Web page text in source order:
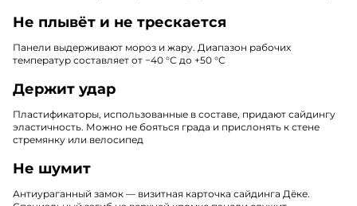
Не плывёт и не трескается
Панели выдерживают мороз и жару. Диапазон рабочих
температур составляет от −40 °С до +50 °С
Держит удар
Пластификаторы, использованные в составе, придают сайдингу
эластичность. Можно не бояться града и прислонять к стене
стремянку или велосипед
Не шумит
Антиураганный замок — визитная карточка сайдинга Дёке.